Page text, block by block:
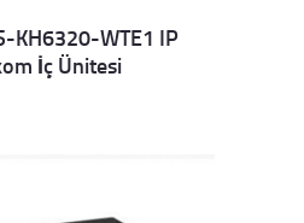
KH6320-WTE1 IP
İç Ünitesi